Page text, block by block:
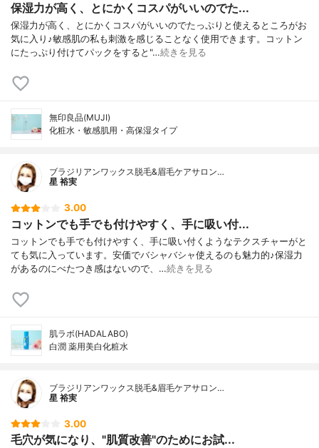
保湿力が高く、とにかくコスパがいいのでた...
保湿力が高く、とにかくコスパがいいのでたっぷりと使えるところがお
気に入り♪敏感肌の私も刺激を感じることなく使用できます。コットン
にたっぷり付けてパックをすると"…続きを見る
無印良品(MUJI)
化粧水・敏感肌用・高保湿タイプ
ブラジリアンワックス脱毛&眉毛ケアサロン…
星 裕実
3.00
コットンでも手でも付けやすく、手に吸い付...
コットンでも手でも付けやすく、手に吸い付くようなテクスチャーがと
ても気に入っています。安価でバシャバシャ使えるのも魅力的♪保湿力
があるのにべたつき感はないので、…続きを見る
肌ラボ(HADALABO)
白潤 薬用美白化粧水
ブラジリアンワックス脱毛&眉毛ケアサロン…
星 裕実
3.00
毛穴が気になり、"肌質改善"のためにお試...